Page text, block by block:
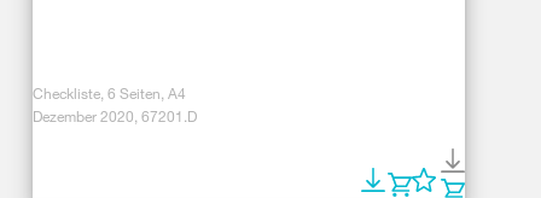
Checkliste, 6 Seiten, A4
Dezember 2020, 67201.D